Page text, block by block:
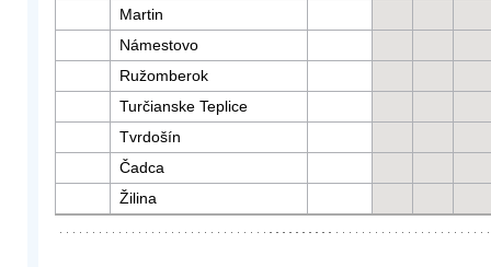
Martin
Námestovo
Ružomberok
Turčianske Teplice
Tvrdošín
Čadca
Žilina